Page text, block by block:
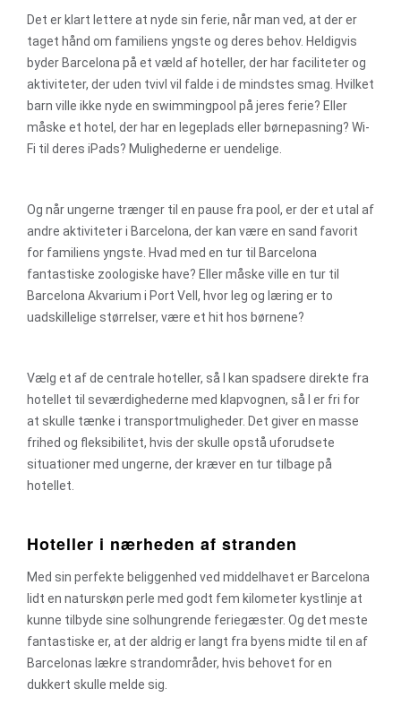
Det er klart lettere at nyde sin ferie, når man ved, at der er
taget hånd om familiens yngste og deres behov. Heldigvis
byder Barcelona på et væld af hoteller, der har faciliteter og
aktiviteter, der uden tvivl vil falde i de mindstes smag. Hvilket
barn ville ikke nyde en swimmingpool på jeres ferie? Eller
måske et hotel, der har en legeplads eller børnepasning? Wi-
Fi til deres iPads? Mulighederne er uendelige.
Og når ungerne trænger til en pause fra pool, er der et utal af
andre aktiviteter i Barcelona, der kan være en sand favorit
for familiens yngste. Hvad med en tur til Barcelona
fantastiske zoologiske have? Eller måske ville en tur til
Barcelona Akvarium i Port Vell, hvor leg og læring er to
uadskillelige størrelser, være et hit hos børnene?
Vælg et af de centrale hoteller, så I kan spadsere direkte fra
hotellet til seværdighederne med klapvognen, så I er fri for
at skulle tænke i transportmuligheder. Det giver en masse
frihed og fleksibilitet, hvis der skulle opstå uforudsete
situationer med ungerne, der kræver en tur tilbage på
hotellet.
Hoteller i nærheden af stranden
Med sin perfekte beliggenhed ved middelhavet er Barcelona
lidt en naturskøn perle med godt fem kilometer kystlinje at
kunne tilbyde sine solhungrende feriegæster. Og det meste
fantastiske er, at der aldrig er langt fra byens midte til en af
Barcelonas lækre strandområder, hvis behovet for en
dukkert skulle melde sig.